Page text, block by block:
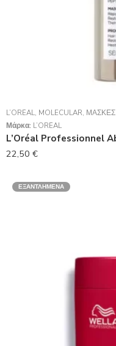
L’ORÉAL, MOLECULAR, ΜΆΣΚΕΣ
Μάρκα: L’ORÉAL
22,50 €
ΕΞΑΝΤΛΗΜΈΝΑ